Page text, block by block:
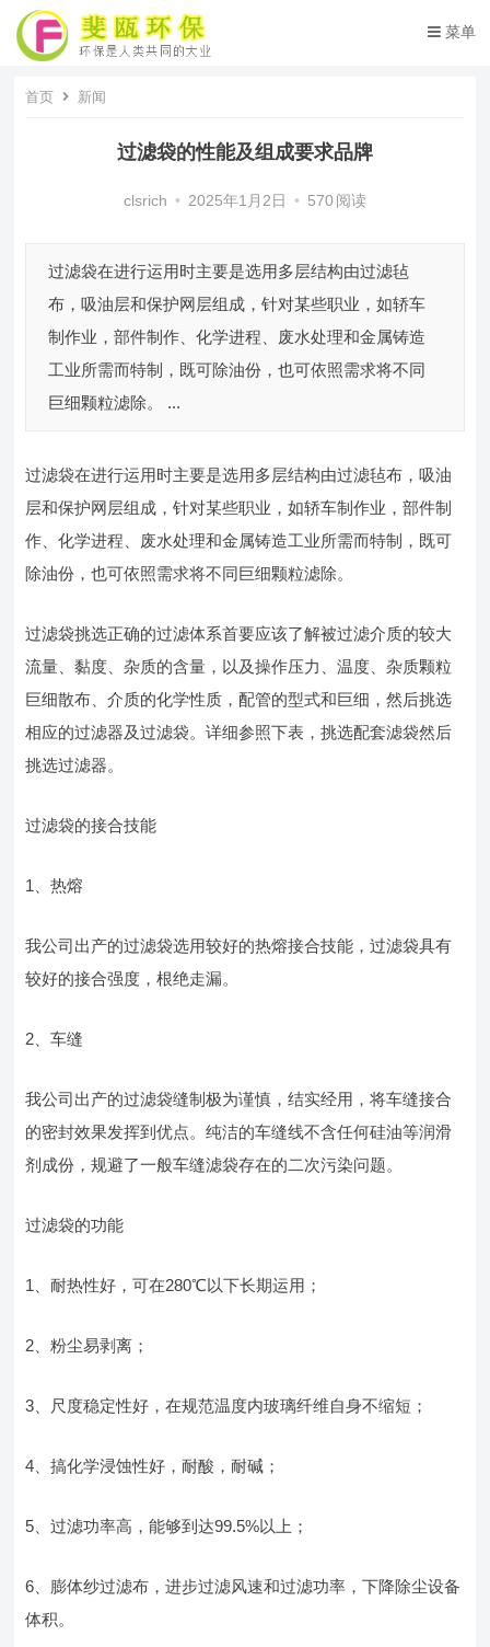
菜单
首页 新闻
过滤袋的性能及组成要求品牌
clsrich • 2025年1月2日 • 570 阅读
过滤袋在进行运用时主要是选用多层结构由过滤毡
布，吸油层和保护网层组成，针对某些职业，如轿车
制作业，部件制作、化学进程、废水处理和金属铸造
工业所需而特制，既可除油份，也可依照需求将不同
巨细颗粒滤除。 ...
过滤袋在进行运用时主要是选用多层结构由过滤毡布，吸油
层和保护网层组成，针对某些职业，如轿车制作业，部件制
作、化学进程、废水处理和金属铸造工业所需而特制，既可
除油份，也可依照需求将不同巨细颗粒滤除。
过滤袋挑选正确的过滤体系首要应该了解被过滤介质的较大
流量、黏度、杂质的含量，以及操作压力、温度、杂质颗粒
巨细散布、介质的化学性质，配管的型式和巨细，然后挑选
相应的过滤器及过滤袋。详细参照下表，挑选配套滤袋然后
挑选过滤器。
过滤袋的接合技能
1、热熔
我公司出产的过滤袋选用较好的热熔接合技能，过滤袋具有
较好的接合强度，根绝走漏。
2、车缝
我公司出产的过滤袋缝制极为谨慎，结实经用，将车缝接合
的密封效果发挥到优点。纯洁的车缝线不含任何硅油等润滑
剂成份，规避了一般车缝滤袋存在的二次污染问题。
过滤袋的功能
1、耐热性好，可在280℃以下长期运用；
2、粉尘易剥离；
3、尺度稳定性好，在规范温度内玻璃纤维自身不缩短；
4、搞化学浸蚀性好，耐酸，耐碱；
5、过滤功率高，能够到达99.5%以上；
6、膨体纱过滤布，进步过滤风速和过滤功率，下降除尘设备
体积。